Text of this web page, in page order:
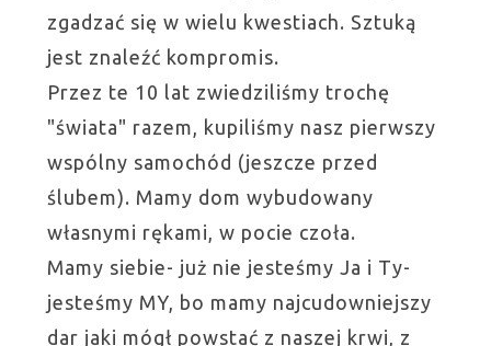
zgadzać się w wielu kwestiach. Sztuką
jest znaleźć kompromis.
Przez te 10 lat zwiedziliśmy trochę
"świata" razem, kupiliśmy nasz pierwszy
wspólny samochód (jeszcze przed
ślubem). Mamy dom wybudowany
własnymi rękami, w pocie czoła.
Mamy siebie- już nie jesteśmy Ja i Ty-
jesteśmy MY, bo mamy najcudowniejszy
dar jaki mógł powstać z naszej krwi, z